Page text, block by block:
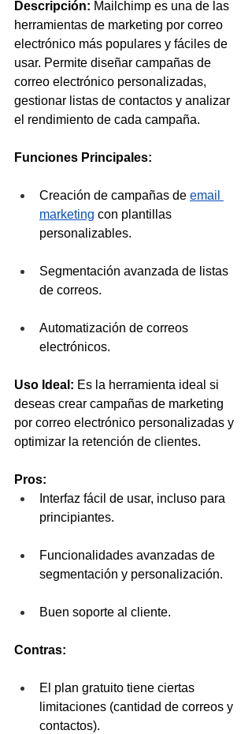
Descripción: Mailchimp es una de las
herramientas de marketing por correo
electrónico más populares y fáciles de
usar. Permite diseñar campañas de
correo electrónico personalizadas,
gestionar listas de contactos y analizar
el rendimiento de cada campaña.
Funciones Principales:
Creación de campañas de email
marketing con plantillas
personalizables.
Segmentación avanzada de listas
de correos.
Automatización de correos
electrónicos.
Uso Ideal: Es la herramienta ideal si
deseas crear campañas de marketing
por correo electrónico personalizadas y
optimizar la retención de clientes.
Pros:
Interfaz fácil de usar, incluso para
principiantes.
Funcionalidades avanzadas de
segmentación y personalización.
Buen soporte al cliente.
Contras:
El plan gratuito tiene ciertas
limitaciones (cantidad de correos y
contactos).